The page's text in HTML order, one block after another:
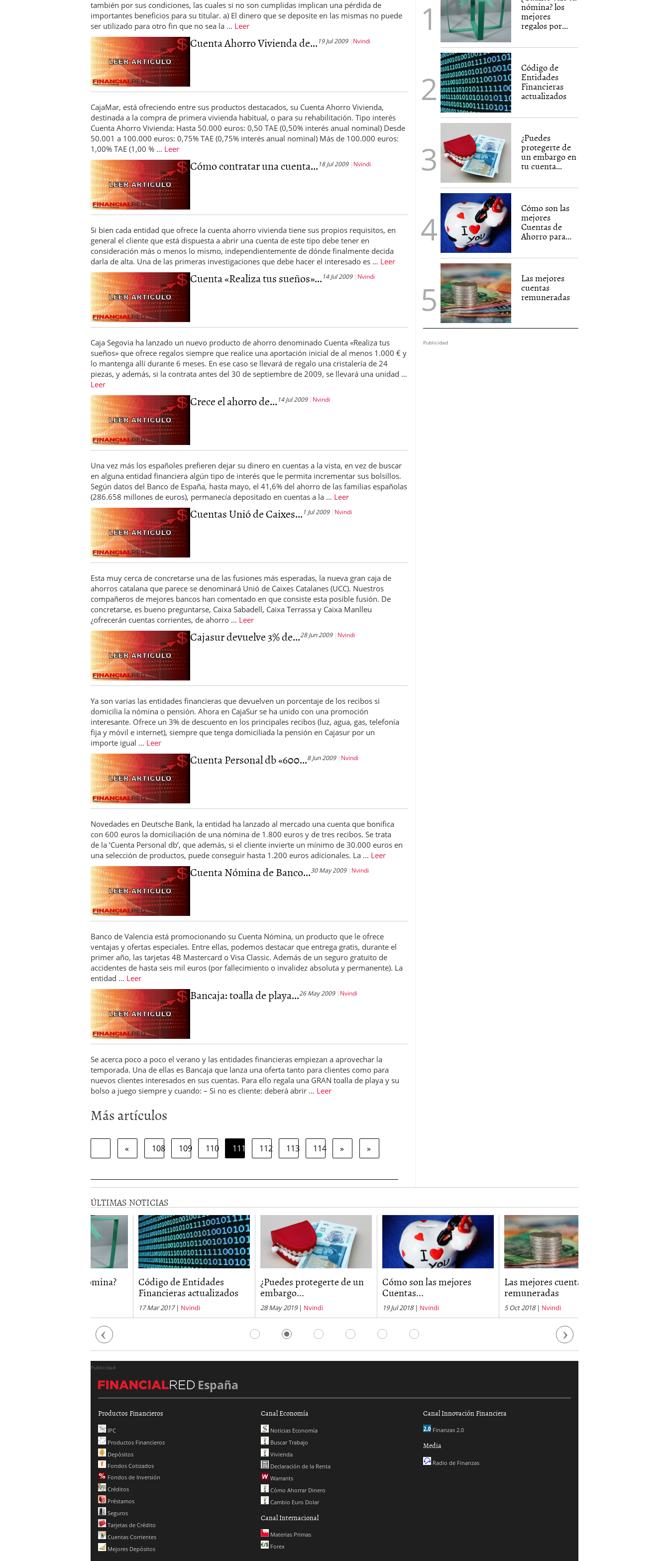
también por sus condiciones, las cuales si no son cumplidas implican una pérdida de
importantes beneficios para su titular. a) El dinero que se deposite en las mismas no puede
ser utilizado para otro fin que no sea la … Leer
Cuenta Ahorro Vivienda de... 19 Jul 2009 Nvindi
CajaMar, está ofreciendo entre sus productos destacados, su Cuenta Ahorro Vivienda,
destinada a la compra de primera vivienda habitual, o para su rehabilitación. Tipo interés
Cuenta Ahorro Vivienda: Hasta 50.000 euros: 0,50 TAE (0,50% interés anual nominal) Desde
50.001 a 100.000 euros: 0,75% TAE (0,75% interés anual nominal) Más de 100.000 euros:
1,00% TAE (1,00 % … Leer
Cómo contratar una cuenta... 18 Jul 2009 Nvindi
Si bien cada entidad que ofrece la cuenta ahorro vivienda tiene sus propios requisitos, en
general el cliente que está dispuesta a abrir una cuenta de este tipo debe tener en
consideración más o menos lo mismo, independientemente de dónde finalmente decida
darla de alta. Una de las primeras investigaciones que debe hacer el interesado es … Leer
Cuenta «Realiza tus sueños»... 14 Jul 2009 Nvindi
Caja Segovia ha lanzado un nuevo producto de ahorro denominado Cuenta «Realiza tus
sueños» que ofrece regalos siempre que realice una aportación inicial de al menos 1.000 € y
lo mantenga allí durante 6 meses. En ese caso se llevará de regalo una cristalería de 24
piezas, y además, si la contrata antes del 30 de septiembre de 2009, se llevará una unidad …
Leer
Crece el ahorro de... 14 Jul 2009 Nvindi
Una vez más los españoles prefieren dejar su dinero en cuentas a la vista, en vez de buscar
en alguna entidad financiera algún tipo de interés que le permita incrementar sus bolsillos.
Según datos del Banco de España, hasta mayo, el 41,6% del ahorro de las familias españolas
(286.658 millones de euros), permanecía depositado en cuentas a la … Leer
Cuentas Unió de Caixes... 1 Jul 2009 Nvindi
Esta muy cerca de concretarse una de las fusiones más esperadas, la nueva gran caja de
ahorros catalana que parece se denominará Unió de Caixes Catalanes (UCC). Nuestros
compañeros de mejores bancos han comentado en que consiste esta posible fusión. De
concretarse, es bueno preguntarse, Caixa Sabadell, Caixa Terrassa y Caixa Manlleu
¿ofrecerán cuentas corrientes, de ahorro … Leer
Cajasur devuelve 3% de...28 Jun 2009 Nvindi
Ya son varias las entidades financieras que devuelven un porcentaje de los recibos si
domicilia la nómina o pensión. Ahora en CajaSur se ha unido con una promoción
interesante. Ofrece un 3% de descuento en los principales recibos (luz, agua, gas, telefonía
fija y móvil e internet), siempre que tenga domiciliada la pensión en Cajasur por un
importe igual … Leer
Cuenta Personal db «600...8 Jun 2009 Nvindi
Novedades en Deutsche Bank, la entidad ha lanzado al mercado una cuenta que bonifica
con 600 euros la domiciliación de una nómina de 1.800 euros y de tres recibos. Se trata
de la ‘Cuenta Personal db’, que además, si el cliente invierte un mínimo de 30.000 euros en
una selección de productos, puede conseguir hasta 1.200 euros adicionales. La … Leer
Cuenta Nómina de Banco...30 May 2009 Nvindi
Banco de Valencia está promocionando su Cuenta Nómina, un producto que le ofrece
ventajas y ofertas especiales. Entre ellas, podemos destacar que entrega gratis, durante el
primer año, las tarjetas 4B Mastercard o Visa Classic. Además de un seguro gratuito de
accidentes de hasta seis mil euros (por fallecimiento o invalidez absoluta y permanente). La
entidad … Leer
Bancaja: toalla de playa...26 May 2009 Nvindi
Se acerca poco a poco el verano y las entidades financieras empiezan a aprovechar la
temporada. Una de ellas es Bancaja que lanza una oferta tanto para clientes como para
nuevos clientes interesados en sus cuentas. Para ello regala una GRAN toalla de playa y su
bolso a juego siempre y cuando: – Si no es cliente: deberá abrir … Leer
Más artículos
« 108 109 110 111 112 113 114 » »
nómina? los
mejores
regalos por...
Código de
Entidades
Financieras
actualizados
¿Puedes
protegerte de
un embargo en
tu cuenta...
Cómo son las
mejores
Cuentas de
Ahorro para...
Las mejores
cuentas
remuneradas
Publicidad
ÚLTIMAS NOTICIAS
Previous
Código de Entidades
Financieras actualizados
Nvindi
¿Puedes protegerte de un
embargo...
|Nvindi
Cómo son las mejores
Nvindi
Las mejores cuentas
remuneradas
Nvindi
Next
Publicidad
España
Productos Financieros
IPC
Productos Financieros
Depósitos
Fondos Cotizados
Fondos de Inversión
Créditos
Préstamos
Seguros
Tarjetas de Crédito
Cuentas Corrientes
Mejores Depósitos
Canal Economía
Noticias Economía
Buscar Trabajo
Vivienda
Declaración de la Renta
Warrants
Cómo Ahorrar Dinero
Cambio Euro Dolar
Canal Internacional
Materias Primas
Forex
Canal Innovación Financiera
Finanzas 2.0
Media
Radio de Finanzas